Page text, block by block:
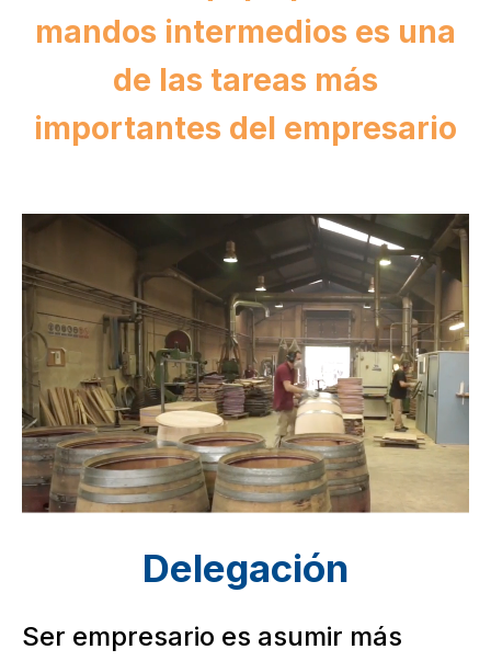
mandos intermedios es una
de las tareas más
importantes del empresario
Delegación
Ser empresario es asumir más